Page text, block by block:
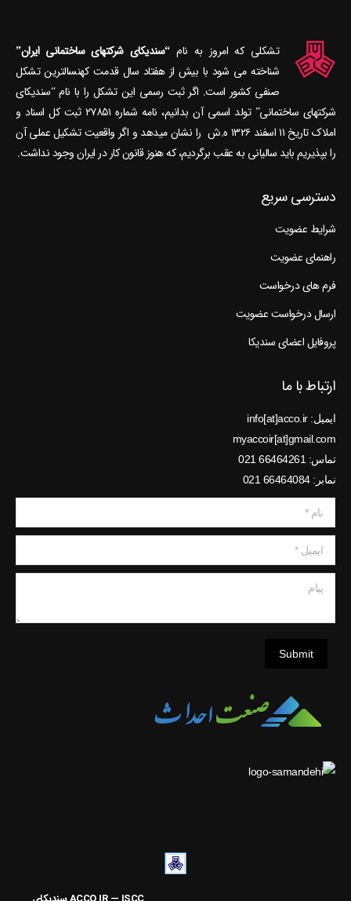
تشکلی که امروز به نام“سندیکای شرکتهای ساختمانی ایران”
شناخته می‎ شود با بیش از هفتاد سال قدمت کهنسال‎ترین تشکل
صنفی کشور است. اگر ثبت رسمی این تشکل را با نام “سندیکای
شرکتهای ساختمانی” تولد اسمی آن بدانیم، نامه شماره ۲۷۸۵۱ ثبت کل اسناد و
املاک تاریخ ۱۱ اسفند ۱۳۲۶ ه.ش را نشان می‎دهد و اگر واقعیت تشکیل عملی آن
را بپذیریم باید سالیانی به عقب برگردیم، که هنوز قانون کار در ایران وجود نداشت.
دسترسی سریع
شرایط عضویت
راهنمای عضویت
فرم های درخواست
ارسال درخواست عضویت
پروفایل اعضای سندیکا
ارتباط با ما
ایمیل: info[at]acco.ir
myaccoir[at]gmail.com
تماس: 66464261 021
نمابر: 66464084 021
نام *
ایمیل *
Submit